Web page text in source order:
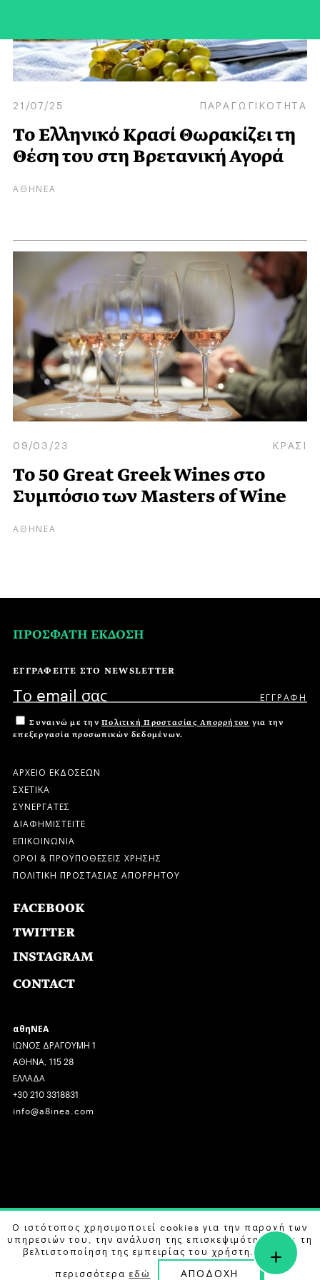
21/07/25 ΠΑΡΑΓΩΓΙΚΟΤΗΤΑ
Το Ελληνικό Κρασί Θωρακίζει τη
Θέση του στη Βρετανική Αγορά
ΑΘΗΝΕΑ
09/03/23 ΚΡΑΣΙ
Το 50 Great Greek Wines στο
Συμπόσιο των Masters of Wine
ΑΘΗΝΕΑ
ΠΡΟΣΦΑΤΗ ΕΚΔΟΣΗ
ΕΓΓΡΑΦΕΙΤΕ ΣΤΟ NEWSLETTER
Συναινώ με την Πολιτική Προστασίας Απορρήτου για την
επεξεργασία προσωπικών δεδομένων.
ΑΡΧΕΙΟ ΕΚΔΟΣΕΩΝ
ΣΧΕΤΙΚΑ
ΣΥΝΕΡΓΑΤΕΣ
ΔΙΑΦΗΜΙΣΤΕΙΤΕ
ΕΠΙΚΟΙΝΩΝΙΑ
ΟΡΟΙ & ΠΡΟΫΠΟΘΕΣΕΙΣ ΧΡΗΣΗΣ
ΠΟΛΙΤΙΚΗ ΠΡΟΣΤΑΣΙΑΣ ΑΠΟΡΡΗΤΟΥ
FACEBOOK
TWITTER
INSTAGRAM
CONTACT
αθηΝΕΑ
ΙΩΝΟΣ ΔΡΑΓΟΥΜΗ 1
ΑΘΗΝΑ, 115 28
ΕΛΛΑΔΑ
+30 210 3318831
info@a8inea.com
COPYRIGHT © 2026 αθηΝΕΑ, ALL RIGHTS RESERVED.
DESIGN BY G DESIGN STUDIO. DEVELOPED BYB LABS
Ο ιστότοπος χρησιμοποιεί cookies για την παροχή των
υπηρεσιών του, την ανάλυση της επισκεψιμότητας και τη
βελτιστοποίηση της εμπειρίας του χρήστη. Μάθετε
περισσότεραεδώ ΑΠΟΔΟΧΗ
+